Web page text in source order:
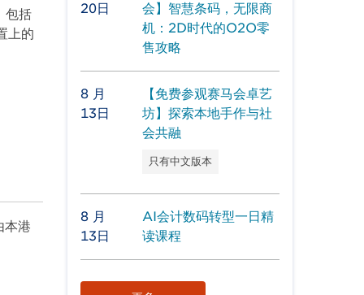
包括
上的
本港
20日
会】智慧条码，无限商
机：2D时代的O2O零
售攻略
8 月
13日
【免费参观赛马会卓艺
坊】探索本地手作与社
会共融
只有中文版本
8 月
13日
AI会计数码转型一日精
读课程